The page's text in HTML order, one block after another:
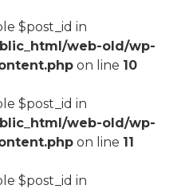
$post_id in
web-old/wp-
on line 10
$post_id in
web-old/wp-
on line 11
$post_id in